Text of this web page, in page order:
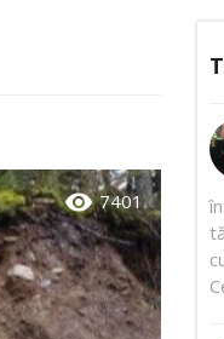
visibility 7401